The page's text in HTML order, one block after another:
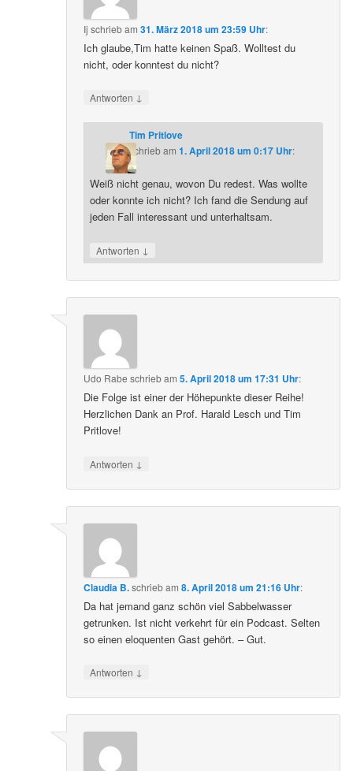
Ij schriebam31. März 2018 um 23:59 Uhr:
Ich glaube,Tim hatte keinen Spaß. Wolltest du
nicht, oder konntest du nicht?
Antworten ↓
Tim Pritlove
schriebam 1. April 2018 um 0:17 Uhr:
Weiß nicht genau, wovon Du redest. Was wollte
oder konnte ich nicht? Ich fand die Sendung auf
jeden Fall interessant und unterhaltsam.
Antworten ↓
Udo Rabe schriebam5. April 2018 um 17:31 Uhr:
Die Folge ist einer der Höhepunkte dieser Reihe!
Herzlichen Dank an Prof. Harald Lesch und Tim
Pritlove!
Antworten ↓
Claudia B.schriebam8. April 2018 um 21:16 Uhr:
Da hat jemand ganz schön viel Sabbelwasser
getrunken. Ist nicht verkehrt für ein Podcast. Selten
so einen eloquenten Gast gehört. – Gut.
Antworten ↓